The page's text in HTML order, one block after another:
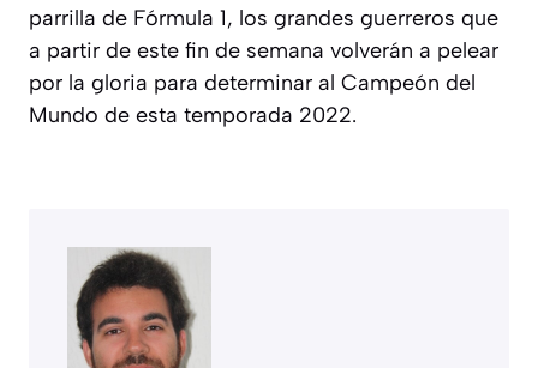
parrilla de Fórmula 1, los grandes guerreros que
a partir de este fin de semana volverán a pelear
por la gloria para determinar al Campeón del
Mundo de esta temporada 2022.